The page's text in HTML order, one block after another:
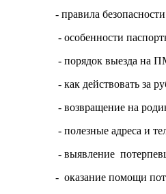
- правила
- особенности
- порядок выезда на
- как действовать за
- возвращение на
- полезные адреса и
- выявление
- оказание помощи